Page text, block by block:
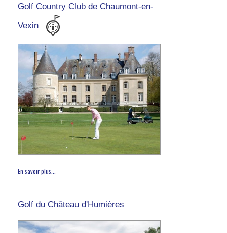
Golf Country Club de Chaumont-en-
Vexin
En savoir plus...
Golf du Château d'Humières